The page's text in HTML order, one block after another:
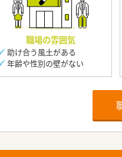
職場の雰囲気
助け合う風土がある
年齢や性別の壁がない